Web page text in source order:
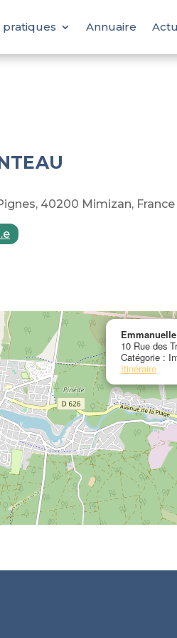
pratiques Annuaire
40200 Mimizan, France
10 Rue des
Catégorie :
Itinéraire